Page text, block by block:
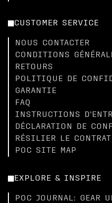
CUSTOMER SERVICE
NOUS CONTACTER
CONDITIONS
RETOURS
POLITIQUE DE
GARANTIE
FAQ
INSTRUCTIONS
DÉCLARATION DE
RÉSILIER LE CONTRAT
POC SITE MAP
EXPLORE & INSPIRE
POC JOURNAL: GEAR